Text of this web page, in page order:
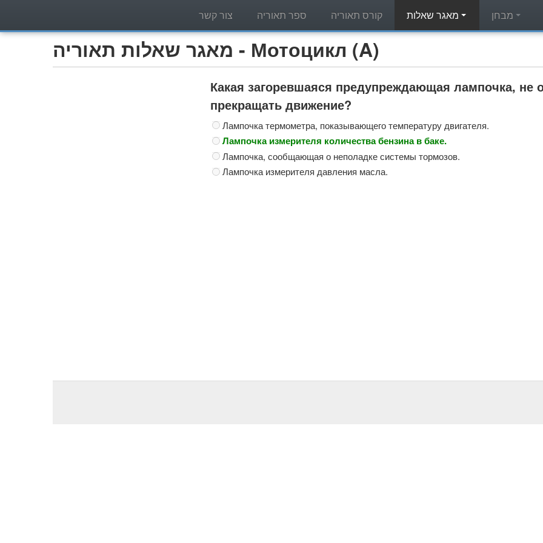
קורס תאוריה ספר תאוריה צור קשר
מאגר שאלות תאוריה - Мотоцикл (A)
Какая загоревшаяся предупреждающая лампочка, не
прекращать движение?
Лампочка термометра, показывающего температуру двигателя.
Лампочка измерителя количества бензина в баке.
Лампочка, сообщающая о неполадке системы тормозов.
Лампочка измерителя давления масла.